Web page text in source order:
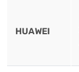
HUAWEI